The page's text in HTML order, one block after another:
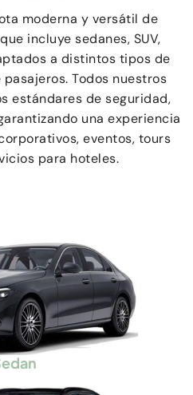
moderna y versátil de
incluye sedanes, SUV,
a distintos tipos de
Todos nuestros
estándares de seguridad,
una experiencia
eventos, tours
para hoteles.